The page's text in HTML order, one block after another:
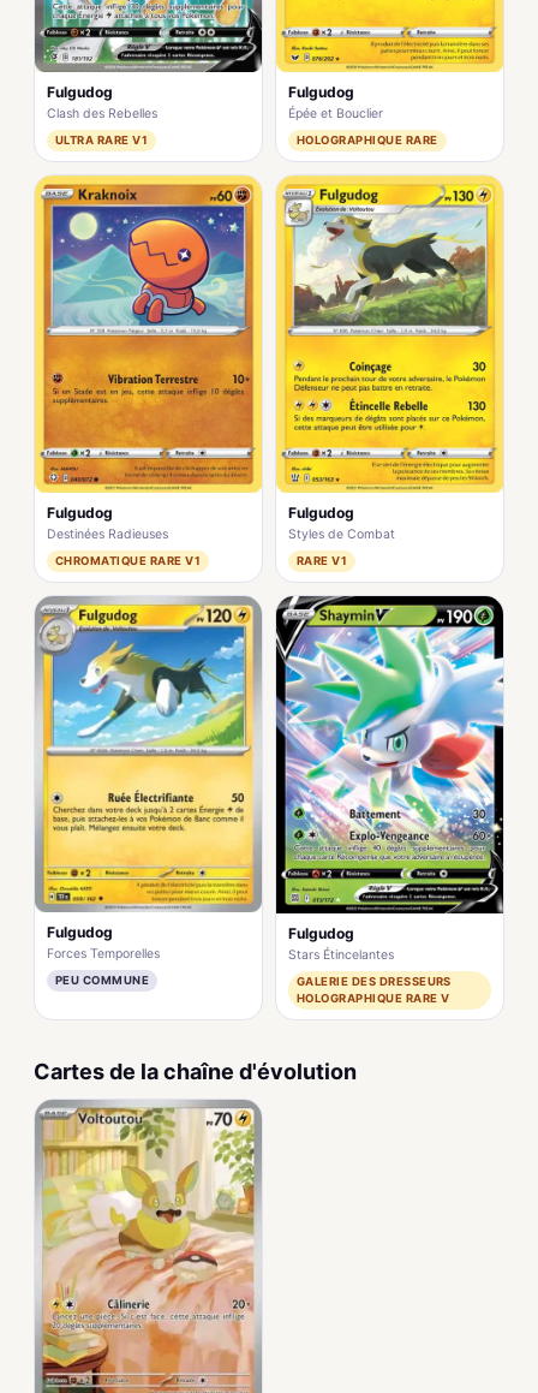
Fulgudog
Clash des Rebelles
ULTRA RARE V1
Fulgudog
Épée et Bouclier
HOLOGRAPHIQUE RARE
Fulgudog
Destinées Radieuses
CHROMATIQUE RARE V1
Fulgudog
Styles de Combat
RARE V1
Fulgudog
Forces Temporelles
PEU COMMUNE
Fulgudog
Stars Étincelantes
GALERIE DES DRESSEURS
HOLOGRAPHIQUE RARE V
Cartes de la chaîne d'évolution